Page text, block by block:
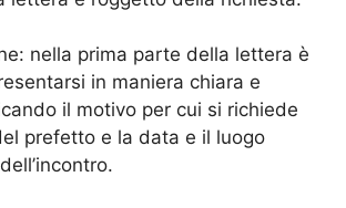
nella prima parte della lettera è
in maniera chiara e
il motivo per cui si richiede
prefetto e la data e il luogo